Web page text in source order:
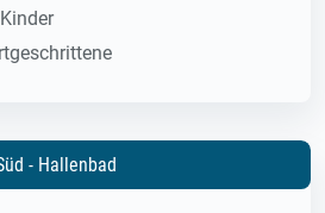
Kinder
- Hallenbad